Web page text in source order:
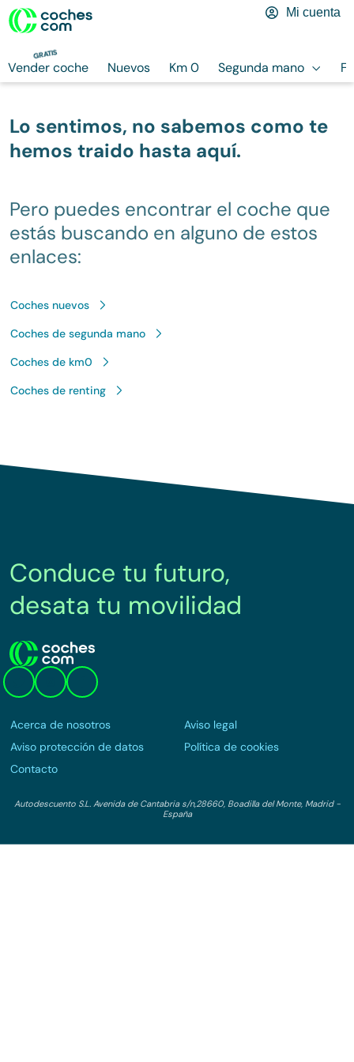
GRATIS
Vender coche Nuevos Km 0 Segunda mano
Mi cuenta
Lo sentimos, no sabemos como te
hemos traido hasta aquí.
Pero puedes encontrar el coche que
estás buscando en alguno de estos
enlaces:
Coches nuevos
Coches de segunda mano
Coches de km0
Coches de renting
Conduce tu futuro,
desata tu movilidad
Acerca de nosotros
Aviso legal
Aviso protección de datos
Política de cookies
Contacto
Autodescuento S.L. Avenida de Cantabria s/n,28660, Boadilla del Monte, Madrid -
España